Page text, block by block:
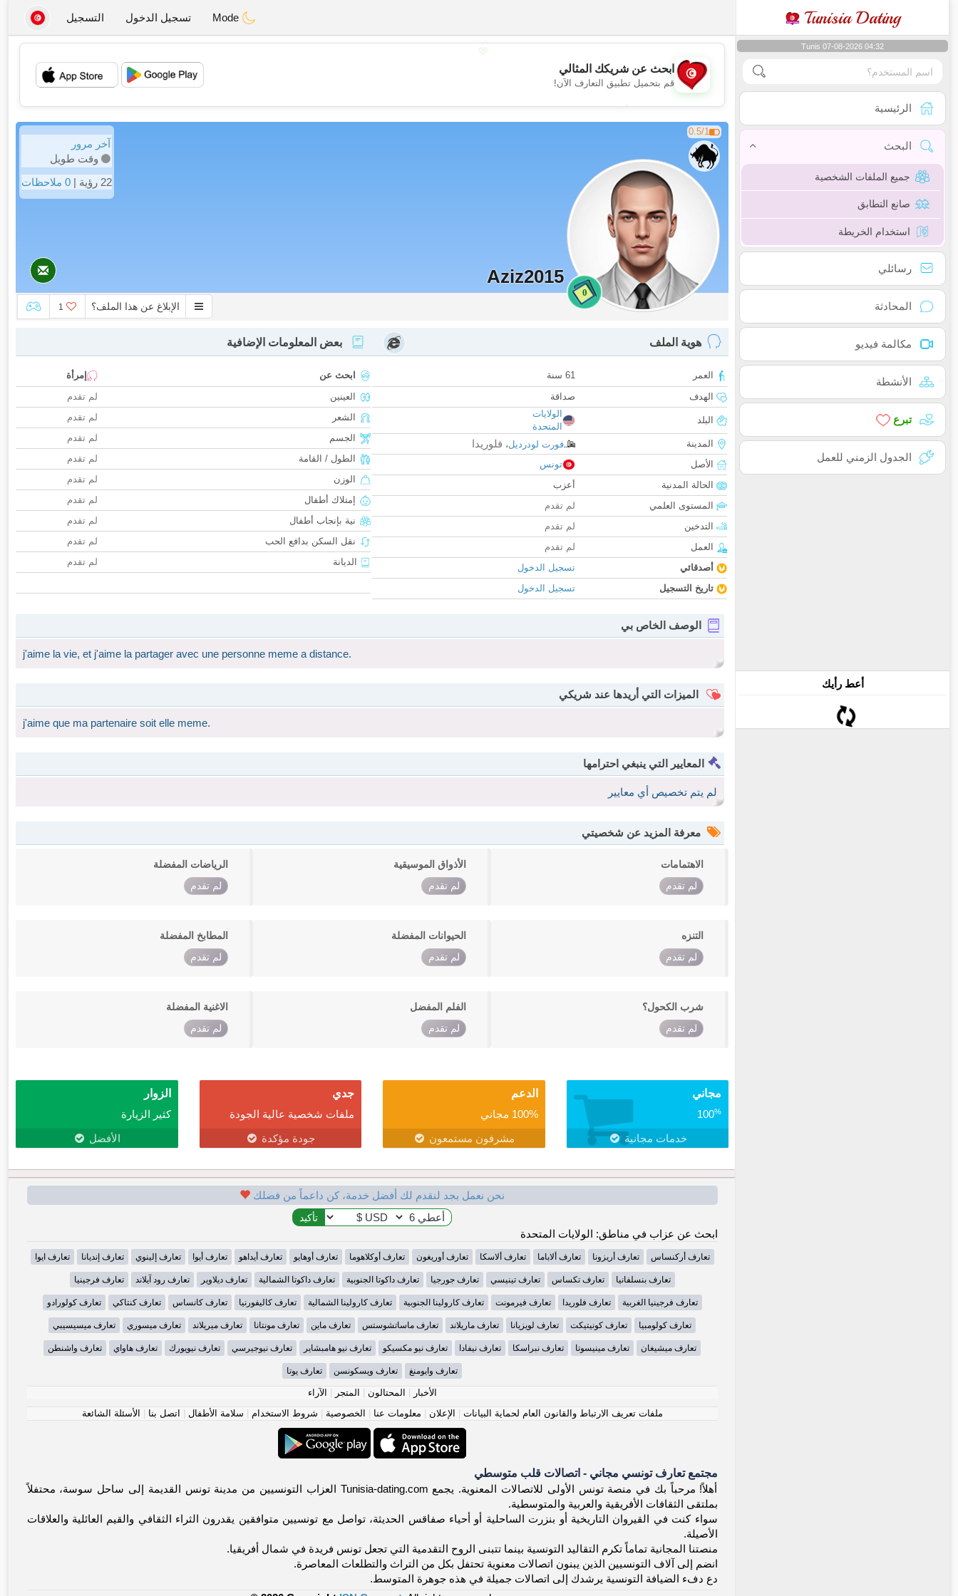
Tunisia Dating تسجيل الدخول التسجيل
Tunis 07-08-2026 04:32
الرئيسية
البحث
جميع الملفات الشخصية
صانع التطابق
استخدام الخريطة
رسائلي
المحادثة
مكالمة فيديو
الأنشطة
تبرع
الجدول الزمني للعمل
أعط رأيك
💖
💕
ابحث عن شريكك المثالي
قم بتحميل تطبيق التعارف الآن!
0.5/1
0
Aziz2015
آخر مرور
وقت طويل
22 رؤية |
0 ملاحظات
الإبلاغ عن هذا الملف؟ 1
هوية الملف
العمر
61 سنة
الهدف
صداقة
البلد
الولايات
المتحدة
المدينة
فورت لودرديل، فلوريدا
الأصل
تونس
الحالة المدنية
أعزب
المستوى العلمي
لم تقدم
التدخين
لم تقدم
العمل
لم تقدم
أصدقائي
تسجيل الدخول
تاريخ التسجيل
تسجيل الدخول
بعض المعلومات الإضافية
ابحث عن
إمرأة
العينين
لم تقدم
الشعر
لم تقدم
الجسم
لم تقدم
الطول / القامة
لم تقدم
الوزن
لم تقدم
إمتلاك أطفال
لم تقدم
نية بإنجاب أطفال
لم تقدم
نقل السكن بدافع الحب
لم تقدم
الديانة
لم تقدم
الوصف الخاص بي
j'aime la vie, et j'aime la partager avec une personne meme a distance.
الميزات التي أريدها عند شريكي
j'aime que ma partenaire soit elle meme.
المعايير التي ينبغي احترامها
لم يتم تخصيص أي معايير
معرفة المزيد عن شخصيتي
الاهتمامات
لم تقدم
الأذواق الموسيقية
لم تقدم
الرياضات المفضلة
لم تقدم
التنزه
لم تقدم
الحيوانات المفضلة
لم تقدم
المطابخ المفضلة
لم تقدم
شرب الكحول؟
لم تقدم
الفلم المفضل
لم تقدم
الاغنية المفضلة
لم تقدم
مجاني
100%
خدمات مجانية
الدعم
100% مجاني
مشرفون مستمعون
جدي
ملفات شخصية عالية الجودة
جودة مؤكدة
الزوار
كثير الزيارة
الأفضل
نحن نعمل بجد لنقدم لك أفضل خدمة، كن داعماً من فضلك
ابحث عن عزاب في مناطق: الولايات المتحدة
تعارف أركنساس تعارف أريزونا تعارف ألاباما تعارف ألاسكا تعارف أوريغون تعارف أوكلاهوما تعارف أوهايو تعارف أيداهو تعارف أيوا تعارف إلينوي تعارف إنديانا تعارف ايوا
تعارف بنسلفانيا تعارف تكساس تعارف تينيسي تعارف جورجيا تعارف داكوتا الجنوبية تعارف داكوتا الشمالية تعارف ديلاوير تعارف رود آيلاند تعارف فرجينيا
تعارف فرجينيا الغربية تعارف فلوريدا تعارف فيرمونت تعارف كارولينا الجنوبية تعارف كارولينا الشمالية تعارف كاليفورنيا تعارف كانساس تعارف كنتاكي تعارف كولورادو
تعارف كولومبيا تعارف كونيتيكت تعارف لويزيانا تعارف ماريلاند تعارف ماساتشوستس تعارف ماين تعارف مونتانا تعارف ميريلاند تعارف ميسوري تعارف ميسيسيبي
تعارف ميشيغان تعارف مينيسوتا تعارف نبراسكا تعارف نيفادا تعارف نيو مكسيكو تعارف نيو هامبشاير تعارف نيوجيرسي تعارف نيويورك تعارف هاواي تعارف واشنطن
تعارف وايومنغ تعارف ويسكونسن تعارف يوتا
الأخبار المحتالون المتجر
الآراء
ملفات تعريف الارتباط والقانون العام لحماية البيانات
الإعلان معلومات عنا الخصوصية شروط الاستخدام سلامة الأطفال اتصل بنا الأسئلة الشائعة
مجتمع تعارف تونسي مجاني - اتصالات قلب متوسطي
أهلاً! مرحباً بك في منصة تونس الأولى للاتصالات المعنوية. يجمع Tunisia-dating.com العزاب التونسيين من مدينة تونس القديمة إلى ساحل سوسة، محتفلاً
بملتقى الثقافات الأفريقية والعربية والمتوسطية.
سواء كنت في القيروان التاريخية أو بنزرت الساحلية أو أحياء صفاقس الحديثة، تواصل مع تونسيين متوافقين يقدرون الثراء الثقافي والقيم العائلية والعلاقات
الأصيلة.
منصتنا المجانية تماماً تكرم التقاليد التونسية بينما تتبنى الروح التقدمية التي تجعل تونس فريدة في شمال أفريقيا.
انضم إلى آلاف التونسيين الذين يبنون اتصالات معنوية تحتفل بكل من التراث والتطلعات المعاصرة.
دع دفء الضيافة التونسية يرشدك إلى اتصالات جميلة في هذه جوهرة المتوسط.